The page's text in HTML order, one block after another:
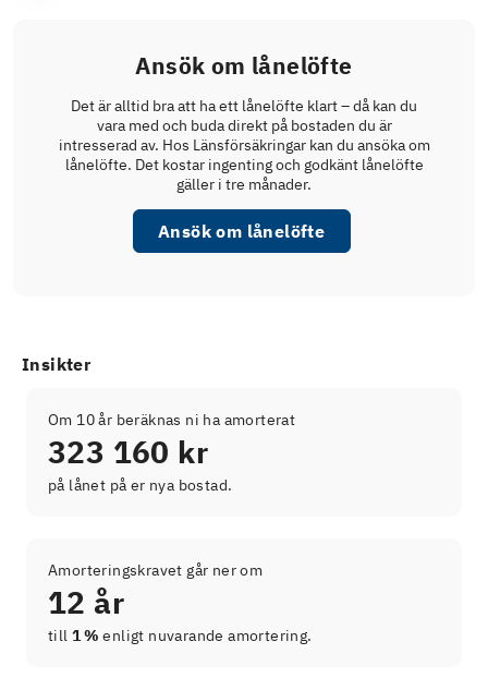
Ansök om lånelöfte
Det är alltid bra att ha ett lånelöfte klart – då kan du
vara med och buda direkt på bostaden du är
intresserad av. Hos Länsförsäkringar kan du ansöka om
lånelöfte. Det kostar ingenting och godkänt lånelöfte
gäller i tre månader.
Ansök om lånelöfte
Insikter
Om 10 år beräknas ni ha amorterat
323 160 kr
på lånet på er nya bostad.
Amorteringskravet går ner om
12 år
till 1 % enligt nuvarande amortering.